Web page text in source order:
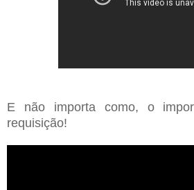
E não importa como, o
requisição!